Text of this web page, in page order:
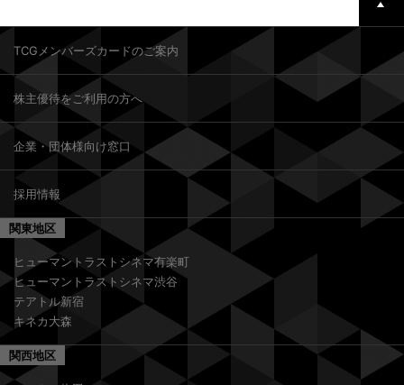
TCGメンバーズカードのご案内
株主優待をご利用の方へ
企業・団体様向け窓口
採用情報
関東地区
ヒューマントラストシネマ有楽町
ヒューマントラストシネマ渋谷
テアトル新宿
キネカ大森
関西地区